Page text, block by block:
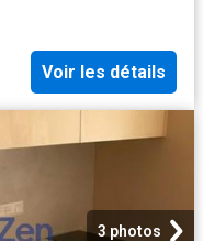
Voir les détails
3 photos